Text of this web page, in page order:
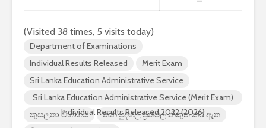
(Visited 38 times, 5 visits today)
Department of Examinations
Individual Results Released
Merit Exam
Sri Lanka Education Administrative Service
Sri Lanka Education Administrative Service (Merit Exam)
Individual Results Released 2022 (2026)
කුසලතා විභාගය
තනි පුද්ගල ප්‍රතිඵල නිකුත් කර ඇත
නියමිතයි.